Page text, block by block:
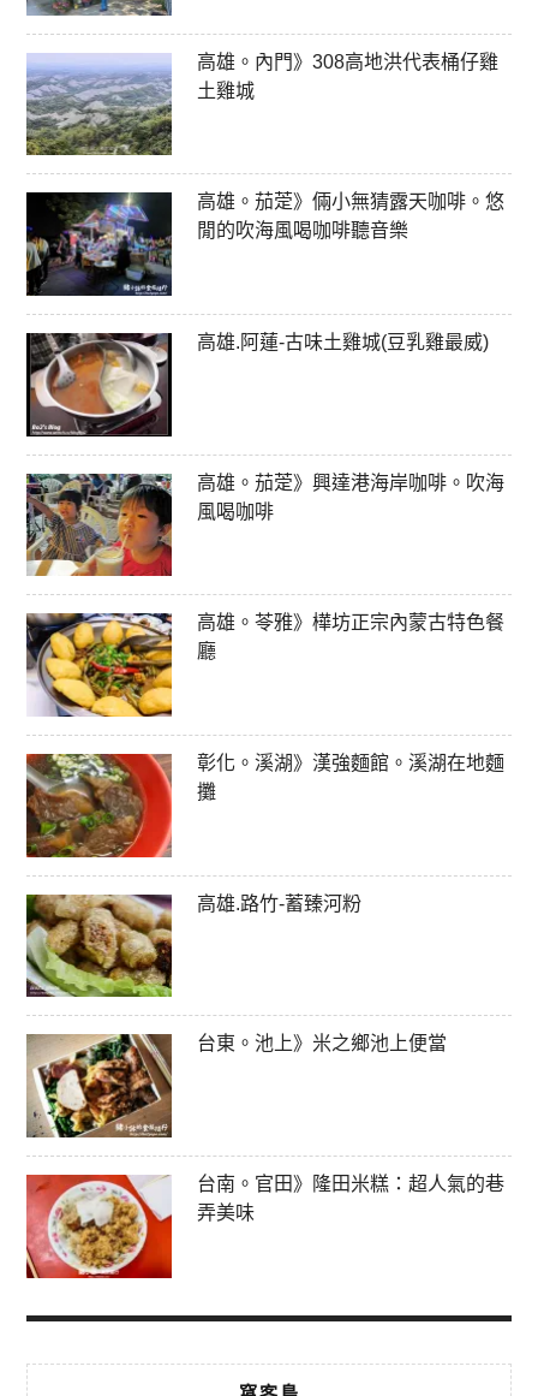
高雄。內門》308高地洪代表桶仔雞
土雞城
高雄。茄萣》倆小無猜露天咖啡。悠
閒的吹海風喝咖啡聽音樂
高雄.阿蓮-古味土雞城(豆乳雞最威)
高雄。茄萣》興達港海岸咖啡。吹海
風喝咖啡
高雄。苓雅》樺坊正宗內蒙古特色餐
廳
彰化。溪湖》漢強麵館。溪湖在地麵
攤
高雄.路竹-蓄臻河粉
台東。池上》米之鄉池上便當
台南。官田》隆田米糕：超人氣的巷
弄美味